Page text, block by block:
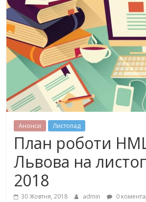
Анонси Листопад
План роботи
Львова на
2018
30 Жовтня, 2018 admin 0